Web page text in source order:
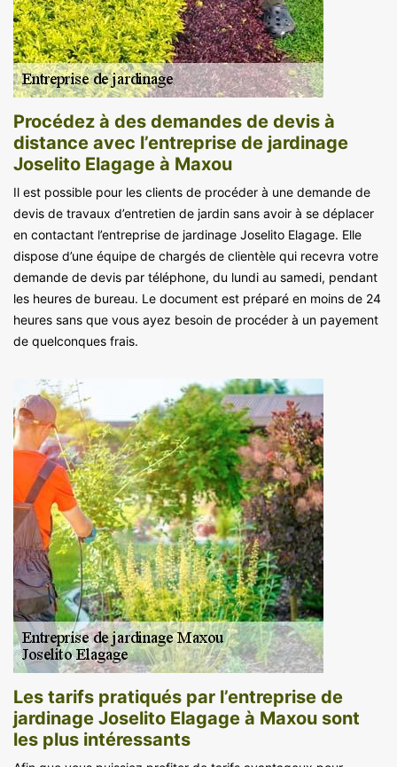
Procédez à des demandes de devis à
distance avec l’entreprise de jardinage
Joselito Elagage à Maxou
Il est possible pour les clients de procéder à une demande de
devis de travaux d’entretien de jardin sans avoir à se déplacer
en contactant l’entreprise de jardinage Joselito Elagage. Elle
dispose d’une équipe de chargés de clientèle qui recevra votre
demande de devis par téléphone, du lundi au samedi, pendant
les heures de bureau. Le document est préparé en moins de 24
heures sans que vous ayez besoin de procéder à un payement
de quelconques frais.
Les tarifs pratiqués par l’entreprise de
jardinage Joselito Elagage à Maxou sont
les plus intéressants